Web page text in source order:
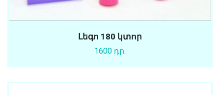
Լեգո 180 կտոր
1600 դր.